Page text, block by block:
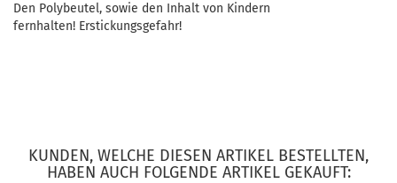
Den Polybeutel, sowie den Inhalt von Kindern
fernhalten! Erstickungsgefahr!
KUNDEN, WELCHE DIESEN ARTIKEL BESTELLTEN,
HABEN AUCH FOLGENDE ARTIKEL GEKAUFT: